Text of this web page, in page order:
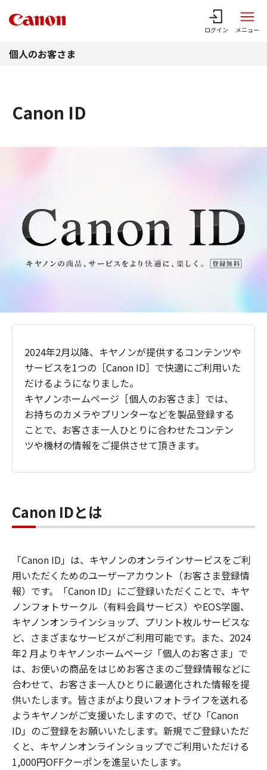
ログイン メニュー
個人のお客さま
Canon ID
2024年2月以降、キヤノンが提供するコンテンツや
サービスを1つの［Canon ID］で快適にご利用いた
だけるようになりました。
キヤノンホームページ［個人のお客さま］では、
お持ちのカメラやプリンターなどを製品登録する
ことで、お客さま一人ひとりに合わせたコンテン
ツや機材の情報をご提供させて頂きます。
Canon IDとは
「Canon ID」は、キヤノンのオンラインサービスをご利
用いただくためのユーザーアカウント（お客さま登録情
報）です。「Canon ID」にご登録いただくことで、キヤ
ノンフォトサークル（有料会員サービス）やEOS学園、
キヤノンオンラインショップ、プリント枚ルサービスな
ど、さまざまなサービスがご利用可能です。また、2024
年2 月よりキヤノンホームページ「個人のお客さま」で
は、お使いの商品をはじめお客さまのご登録情報などに
合わせて、お客さま一人ひとりに最適化された情報を提
供いたします。皆さまがより良いフォトライフを送れる
ようキヤノンがご支援いたしますので、ぜひ「Canon
ID」のご登録をお願いいたします。新規でご登録いただ
くと、キヤノンオンラインショップでご利用いただける
1,000円OFFクーポンを進呈いたします。